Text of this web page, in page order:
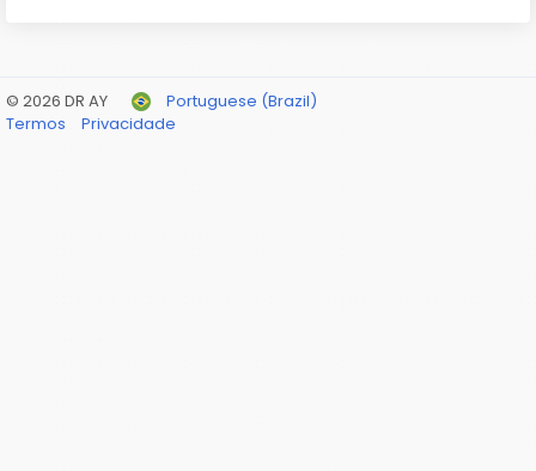
© 2026 DR AY
Portuguese (Brazil)
Termos
Privacidade